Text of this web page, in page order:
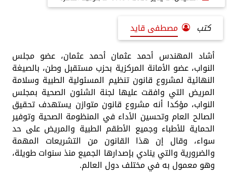
كتب
مصطفى قايد
أشاد المهندس أحمد عثمان أحمد عثمان، عضو مجلس
النواب، عضو الأمانة المركزية بحزب مستقبل وطن، بالصيغة
النهائية لمشروع قانون تنظيم المسئولية الطبية وسلامة
المريض التي وافقت عليها لجنة الشئون الصحية بمجلس
النواب، مؤكدا أنه مشروع قانون متوازن يستهدف تحقيق
الصالح العام وتحسين الأداء في المنظومة الصحية وتوفير
الحماية للأطباء وجميع الأطقم الطبية والمريض على حد
سواء، وقال إن هذا القانون من التشريعات المهمة
والضرورية والتي ينادي بإصدارها الجميع منذ سنوات طويلة،
وهو معمول به في مختلف دول العالم.